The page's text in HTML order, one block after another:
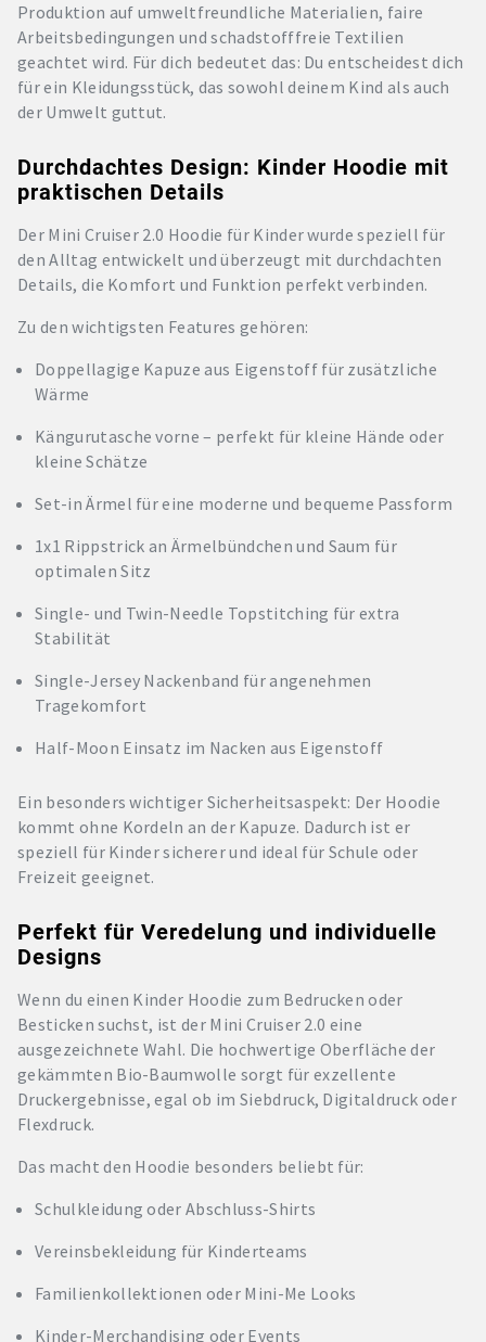
Produktion auf umweltfreundliche Materialien, faire
Arbeitsbedingungen und schadstofffreie Textilien
geachtet wird. Für dich bedeutet das: Du entscheidest dich
für ein Kleidungsstück, das sowohl deinem Kind als auch
der Umwelt guttut.
Durchdachtes Design: Kinder Hoodie mit
praktischen Details
Der Mini Cruiser 2.0 Hoodie für Kinder wurde speziell für
den Alltag entwickelt und überzeugt mit durchdachten
Details, die Komfort und Funktion perfekt verbinden.
Zu den wichtigsten Features gehören:
Doppellagige Kapuze aus Eigenstoff für zusätzliche
Wärme
Kängurutasche vorne – perfekt für kleine Hände oder
kleine Schätze
Set-in Ärmel für eine moderne und bequeme Passform
1x1 Rippstrick an Ärmelbündchen und Saum für
optimalen Sitz
Single- und Twin-Needle Topstitching für extra
Stabilität
Single-Jersey Nackenband für angenehmen
Tragekomfort
Half-Moon Einsatz im Nacken aus Eigenstoff
Ein besonders wichtiger Sicherheitsaspekt: Der Hoodie
kommt ohne Kordeln an der Kapuze. Dadurch ist er
speziell für Kinder sicherer und ideal für Schule oder
Freizeit geeignet.
Perfekt für Veredelung und individuelle
Designs
Wenn du einen Kinder Hoodie zum Bedrucken oder
Besticken suchst, ist der Mini Cruiser 2.0 eine
ausgezeichnete Wahl. Die hochwertige Oberfläche der
gekämmten Bio-Baumwolle sorgt für exzellente
Druckergebnisse, egal ob im Siebdruck, Digitaldruck oder
Flexdruck.
Das macht den Hoodie besonders beliebt für:
Schulkleidung oder Abschluss-Shirts
Vereinsbekleidung für Kinderteams
Familienkollektionen oder Mini-Me Looks
Kinder-Merchandising oder Events